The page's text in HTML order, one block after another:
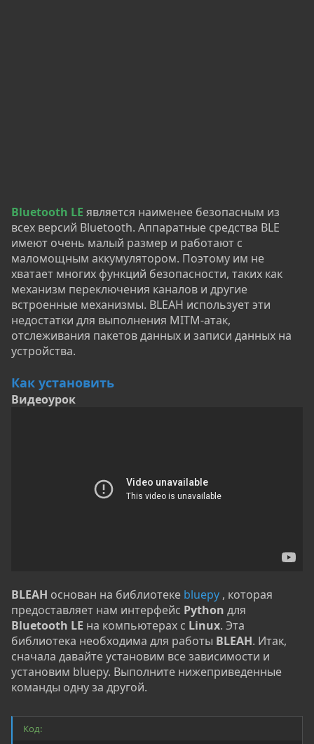
Bluetooth LE является наименее безопасным из
всех версий Bluetooth. Аппаратные средства BLE
имеют очень малый размер и работают с
маломощным аккумулятором. Поэтому им не
хватает многих функций безопасности, таких как
механизм переключения каналов и другие
встроенные механизмы. BLEAH использует эти
недостатки для выполнения MITM-атак,
отслеживания пакетов данных и записи данных на
устройства.
Как установить
Видеоурок
BLEAH основан на библиотеке bluepy , которая
предоставляет нам интерфейс Python для
Bluetooth LE на компьютерах с Linux. Эта
библиотека необходима для работы BLEAH. Итак,
сначала давайте установим все зависимости и
установим bluepy. Выполните нижеприведенные
команды одну за другой.
Код: